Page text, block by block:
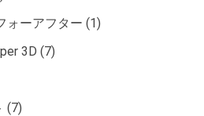
ォーアフター (1)
3D (7)
(7)